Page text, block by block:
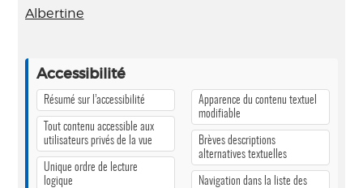
Albertine
Accessibilité
Résumé sur l’accessibilité
Tout contenu accessible aux
utilisateurs privés de la vue
Unique ordre de lecture
logique
Apparence du contenu textuel
modifiable
Brèves descriptions
alternatives textuelles
Navigation dans la liste des